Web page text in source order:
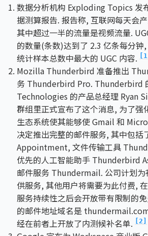
数据分析机构 Exploding Topics 发
据测算报告. 报告称, 互联网每天会
其中超过一半的流量是视频流量.
的数量(条数)达到了 2.3 亿条每分钟
统计样本总数中最大的 UGC 内容.
[1]
Mozilla Thunderbird 准备推出
务 Thunderbird Pro. Thunderbird
Technologies 的产品总经理 Ryan
群组里正式宣布了这个消息, 为了
生态系统使其能够使 Gmail 和
决定推出完整的邮件服务, 其中包括
Appointment, 文件传输工具
优先的人工智能助手 Thunderbird
邮件服务 Thundermail. 公司计划为
供服务, 其他用户将需要为此付费,
服务持续性之后会开放带有限制的
的邮件地址域名是
经在前者上开放了内测候补名单.
[2]